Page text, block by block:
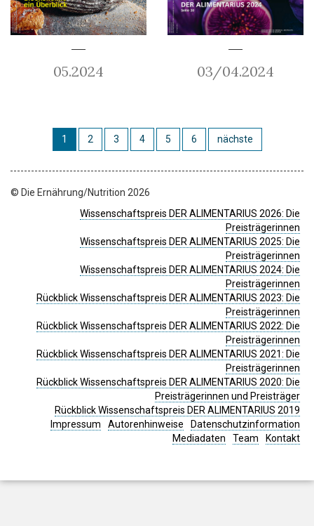
05.2024 03/04.2024
1 2 3 4 5 6 nächste
© Die Ernährung/Nutrition 2026
Wissenschaftspreis DER ALIMENTARIUS 2026: Die
Preisträgerinnen
Wissenschaftspreis DER ALIMENTARIUS 2025: Die
Preisträgerinnen
Wissenschaftspreis DER ALIMENTARIUS 2024: Die
Preisträgerinnen
Rückblick Wissenschaftspreis DER ALIMENTARIUS 2023: Die
Preisträgerinnen
Rückblick Wissenschaftspreis DER ALIMENTARIUS 2022: Die
Preisträgerinnen
Rückblick Wissenschaftspreis DER ALIMENTARIUS 2021: Die
Preisträgerinnen
Rückblick Wissenschaftspreis DER ALIMENTARIUS 2020: Die
Preisträgerinnen und Preisträger
Rückblick Wissenschaftspreis DER ALIMENTARIUS 2019
Impressum
Autorenhinweise
Datenschutzinformation
Mediadaten
Team Kontakt